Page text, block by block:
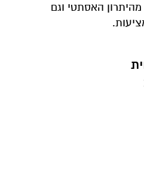
מהיתרון האסתטי וגם